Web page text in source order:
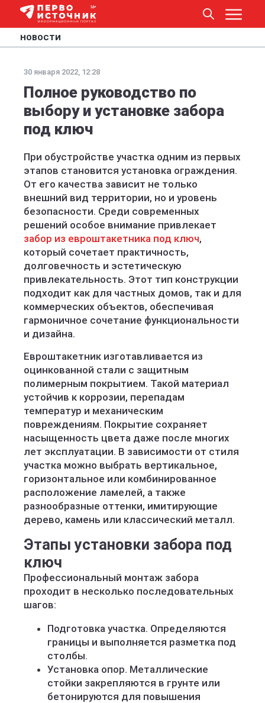
НОВОСТИ
30 января 2022, 12:28
Полное руководство по
выбору и установке забора
под ключ
При обустройстве участка одним из первых
этапов становится установка ограждения.
От его качества зависит не только
внешний вид территории, но и уровень
безопасности. Среди современных
решений особое внимание привлекает
забор из евроштакетника под ключ,
который сочетает практичность,
долговечность и эстетическую
привлекательность. Этот тип конструкции
подходит как для частных домов, так и для
коммерческих объектов, обеспечивая
гармоничное сочетание функциональности
и дизайна.
Евроштакетник изготавливается из
оцинкованной стали с защитным
полимерным покрытием. Такой материал
устойчив к коррозии, перепадам
температур и механическим
повреждениям. Покрытие сохраняет
насыщенность цвета даже после многих
лет эксплуатации. В зависимости от стиля
участка можно выбрать вертикальное,
горизонтальное или комбинированное
расположение ламелей, а также
разнообразные оттенки, имитирующие
дерево, камень или классический металл.
Этапы установки забора под
ключ
Профессиональный монтаж забора
проходит в несколько последовательных
шагов:
Подготовка участка. Определяются
границы и выполняется разметка под
столбы.
Установка опор. Металлические
стойки закрепляются в грунте или
бетонируются для повышения